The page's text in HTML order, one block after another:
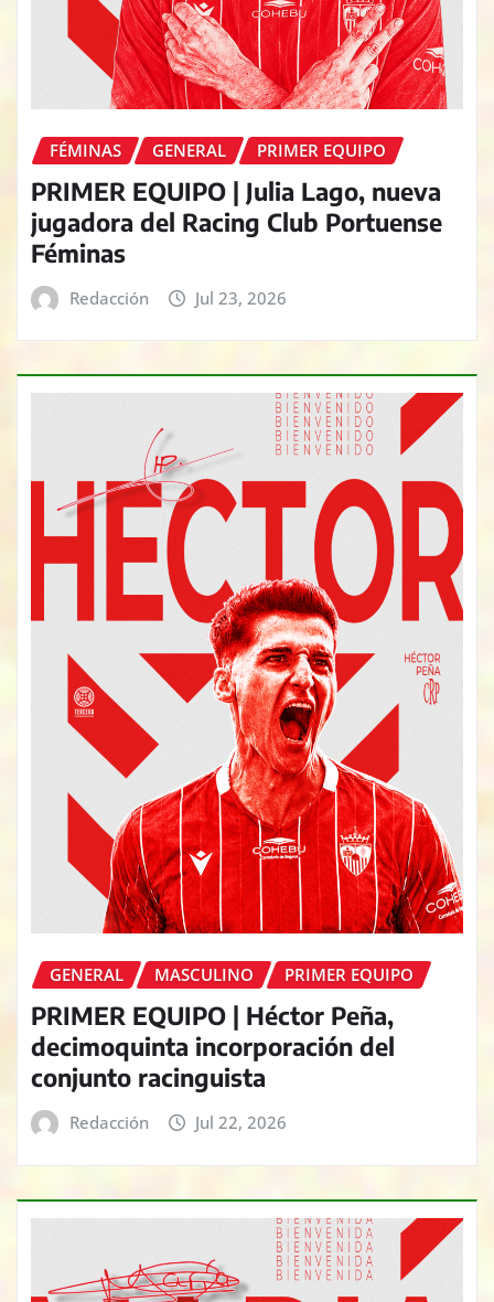
FÉMINAS GENERAL PRIMER EQUIPO
PRIMER EQUIPO | Julia Lago, nueva
jugadora del Racing Club Portuense
Féminas
Redacción Jul 23, 2026
GENERAL MASCULINO PRIMER EQUIPO
PRIMER EQUIPO | Héctor Peña,
decimoquinta incorporación del
conjunto racinguista
Redacción Jul 22, 2026